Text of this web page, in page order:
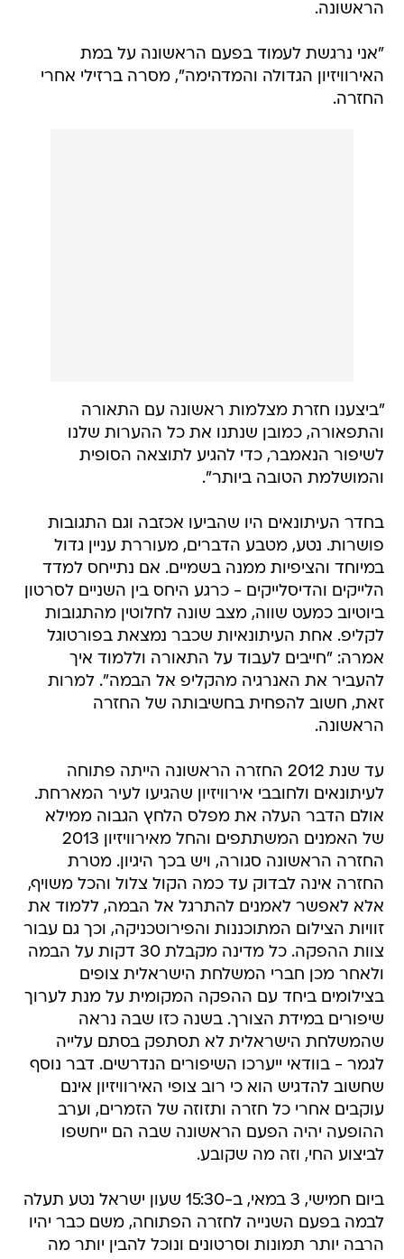
הראשונה.
"אני נרגשת לעמוד בפעם הראשונה על במת
האירוויזיון הגדולה והמדהימה", מסרה ברזילי אחרי
החזרה.
"ביצענו חזרת מצלמות ראשונה עם התאורה
והתפאורה, כמובן שנתנו את כל ההערות שלנו
לשיפור הנאמבר, כדי להגיע לתוצאה הסופית
והמושלמת הטובה ביותר".
בחדר העיתונאים היו שהביעו אכזבה וגם התגובות
פושרות. נטע, מטבע הדברים, מעוררת עניין גדול
במיוחד והציפיות ממנה בשמיים. אם נתייחס למדד
הלייקים והדיסלייקים - כרגע היחס בין השניים לסרטון
ביוטיוב כמעט שווה, מצב שונה לחלוטין מהתגובות
לקליפ. אחת העיתונאיות שכבר נמצאת בפורטוגל
אמרה: "חייבים לעבוד על התאורה וללמוד איך
להעביר את האנרגיה מהקליפ אל הבמה". למרות
זאת, חשוב להפחית בחשיבותה של החזרה
הראשונה.
עד שנת 2012 החזרה הראשונה הייתה פתוחה
לעיתונאים ולחובבי אירוויזיון שהגיעו לעיר המארחת.
אולם הדבר העלה את מפלס הלחץ הגבוה ממילא
של האמנים המשתתפים והחל מאירוויזיון 2013
החזרה הראשונה סגורה, ויש בכך היגיון. מטרת
החזרה אינה לבדוק עד כמה הקול צלול והכל משויף,
אלא לאפשר לאמנים להתרגל אל הבמה, ללמוד את
זוויות הצילום המתוכננות והפירוטכניקה, וכך גם עבור
צוות ההפקה. כל מדינה מקבלת 30 דקות על הבמה
ולאחר מכן חברי המשלחת הישראלית צופים
בצילומים ביחד עם ההפקה המקומית על מנת לערוך
שיפורים במידת הצורך. בשנה כזו שבה נראה
שהמשלחת הישראלית לא תסתפק בסתם עלייה
לגמר - בוודאי ייערכו השיפורים הנדרשים. דבר נוסף
שחשוב להדגיש הוא כי רוב צופי האירוויזיון אינם
עוקבים אחרי כל חזרה ותזוזה של הזמרים, וערב
ההופעה יהיה הפעם הראשונה שבה הם ייחשפו
לביצוע החי, וזה מה שקובע.
ביום חמישי, 3 במאי, ב-15:30 שעון ישראל נטע תעלה
לבמה בפעם השנייה לחזרה הפתוחה, משם כבר יהיו
הרבה יותר תמונות וסרטונים ונוכל להבין יותר מה